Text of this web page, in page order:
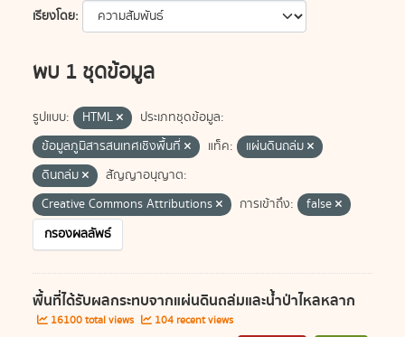
เรียงโดย
พบ 1 ชุดข้อมูล
รูปแบบ: HTML
ประเภทชุดข้อมูล:
ข้อมูลภูมิสารสนเทศเชิงพื้นที่
แท็ค:
แผ่นดินถล่ม
ดินถล่ม
สัญญาอนุญาต:
Creative Commons Attributions
การเข้าถึง:
false
กรองผลลัพธ์
พื้นที่ได้รับผลกระทบจากแผ่นดินถล่มและน้ำป่าไหลหลาก
16100 total views 104 recent views